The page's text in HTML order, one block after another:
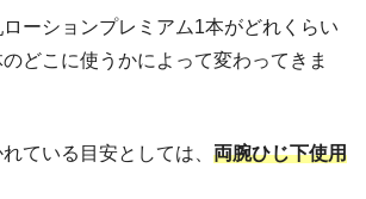
ーションプレミアム1本がどれくらい
どこに使うかによって変わってきま
ている目安としては、 両腕ひじ下使用